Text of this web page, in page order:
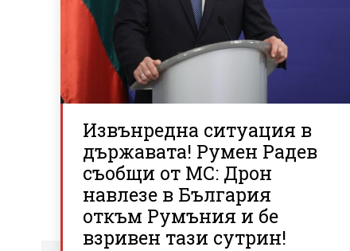
Извънредна ситуация в
държавата! Румен Радев
съобщи от МС: Дрон
навлезе в България
откъм Румъния и бе
взривен тази сутрин!